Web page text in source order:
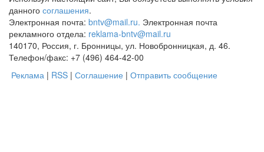
данного соглашения.
Электронная почта: bntv@mail.ru. Электронная почта
рекламного отдела: reklama-bntv@mail.ru
140170, Россия, г. Бронницы, ул. Новобронницкая, д. 46.
Телефон/факс: +7 (496) 464-42-00
Реклама | RSS | Соглашение | Отправить сообщение